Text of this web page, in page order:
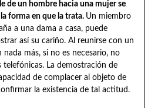
de un hombre hacia una mujer se
forma en que la trata. Un miembro
a una dama a casa, puede
así su cariño. Al reunirse con un
más, si no es necesario, no
telefónicas. La demostración de
de complacer al objeto de
la existencia de tal actitud.